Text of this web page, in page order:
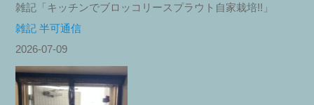
雑記「キッチンでブロッコリースプラウト自家栽培!!」
雑記 半可通信
2026-07-09